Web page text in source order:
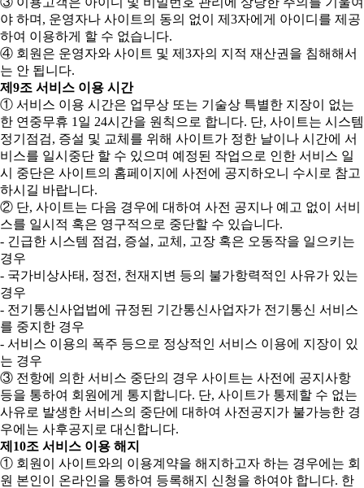
야 하며, 운영자나 사이트의 동의 없이 제3자에게 아이디를 제공
하여 이용하게 할 수 없습니다.
④ 회원은 운영자와 사이트 및 제3자의 지적 재산권을 침해해서
는 안 됩니다.
제9조 서비스 이용 시간
① 서비스 이용 시간은 업무상 또는 기술상 특별한 지장이 없는
한 연중무휴 1일 24시간을 원칙으로 합니다. 단, 사이트는 시스템
정기점검, 증설 및 교체를 위해 사이트가 정한 날이나 시간에 서
비스를 일시중단 할 수 있으며 예정된 작업으로 인한 서비스 일
시 중단은 사이트의 홈페이지에 사전에 공지하오니 수시로 참고
하시길 바랍니다.
② 단, 사이트는 다음 경우에 대하여 사전 공지나 예고 없이 서비
스를 일시적 혹은 영구적으로 중단할 수 있습니다.
- 긴급한 시스템 점검, 증설, 교체, 고장 혹은 오동작을 일으키는
경우
- 국가비상사태, 정전, 천재지변 등의 불가항력적인 사유가 있는
경우
- 전기통신사업법에 규정된 기간통신사업자가 전기통신 서비스
를 중지한 경우
- 서비스 이용의 폭주 등으로 정상적인 서비스 이용에 지장이 있
는 경우
③ 전항에 의한 서비스 중단의 경우 사이트는 사전에 공지사항
등을 통하여 회원에게 통지합니다. 단, 사이트가 통제할 수 없는
사유로 발생한 서비스의 중단에 대하여 사전공지가 불가능한 경
우에는 사후공지로 대신합니다.
제10조 서비스 이용 해지
① 회원이 사이트와의 이용계약을 해지하고자 하는 경우에는 회
원 본인이 온라인을 통하여 등록해지 신청을 하여야 합니다. 한